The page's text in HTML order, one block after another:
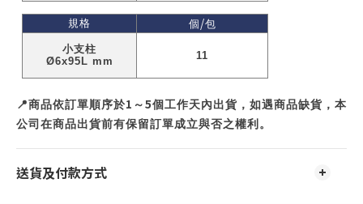
規格 個 /包
小支柱
Ø6x95L mm
11
📍商品依訂單順序於1 ～5個工作天內出貨，如遇商品缺貨，本
公司在商品出貨前有保留訂單成立與否之權利。
送貨及付款方式